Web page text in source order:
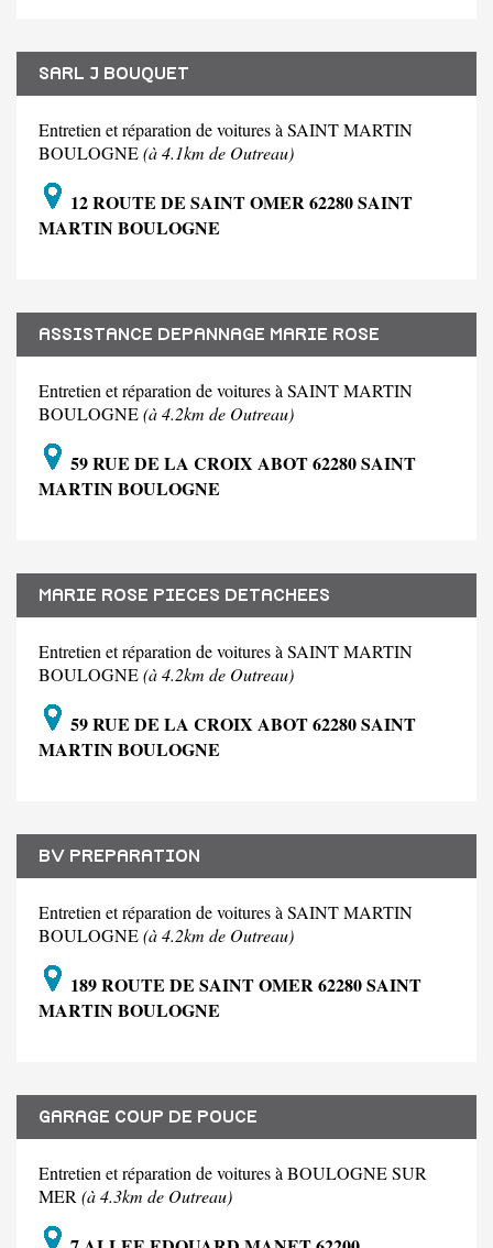
SARL J BOUQUET
Entretien et réparation de voitures à SAINT MARTIN
BOULOGNE(à 4.1km de Outreau)
12 ROUTE DE SAINT OMER 62280 SAINT
MARTIN BOULOGNE
ASSISTANCE DEPANNAGE MARIE ROSE
Entretien et réparation de voitures à SAINT MARTIN
BOULOGNE(à 4.2km de Outreau)
59 RUE DE LA CROIX ABOT 62280 SAINT
MARTIN BOULOGNE
MARIE ROSE PIECES DETACHEES
Entretien et réparation de voitures à SAINT MARTIN
BOULOGNE(à 4.2km de Outreau)
59 RUE DE LA CROIX ABOT 62280 SAINT
MARTIN BOULOGNE
BV PREPARATION
Entretien et réparation de voitures à SAINT MARTIN
BOULOGNE(à 4.2km de Outreau)
189 ROUTE DE SAINT OMER 62280 SAINT
MARTIN BOULOGNE
GARAGE COUP DE POUCE
Entretien et réparation de voitures à BOULOGNE SUR
MER(à 4.3km de Outreau)